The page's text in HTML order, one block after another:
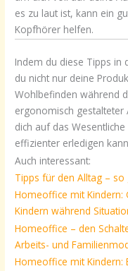
es zu laut ist, kann ein
Kopfhörer helfen.
Indem du diese Tipps in
du nicht nur deine
Wohlbefinden während
ergonomisch gestalteter
dich auf das
effizienter erledigen
Auch interessant:
Tipps für den Alltag –
Homeoffice mit Kindern:
Kindern während
Homeoffice – den
Arbeits- und
Homeoffice mit Kindern: